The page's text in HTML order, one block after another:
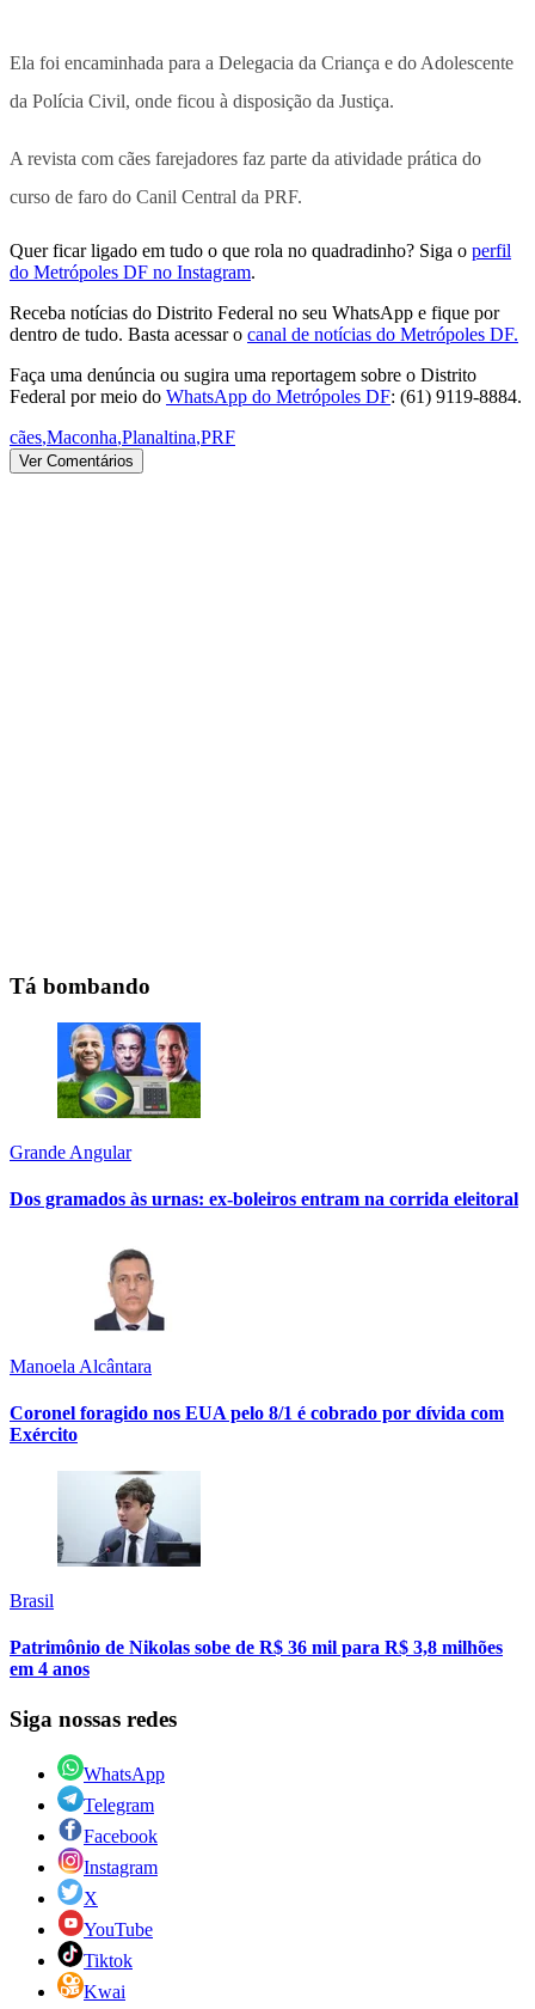
Ela foi encaminhada para a Delegacia da Criança e do Adolescente
da Polícia Civil, onde ficou à disposição da Justiça.
A revista com cães farejadores faz parte da atividade prática do
curso de faro do Canil Central da PRF.
Quer ficar ligado em tudo o que rola no quadradinho? Siga o perfil
do Metrópoles DF no Instagram.
Receba notícias do Distrito Federal no seu WhatsApp e fique por
dentro de tudo. Basta acessar o canal de notícias do Metrópoles DF.
Faça uma denúncia ou sugira uma reportagem sobre o Distrito
Federal por meio do WhatsApp do Metrópoles DF: (61) 9119-8884.
cães,Maconha,Planaltina,PRF
Ver Comentários
Tá bombando
Grande Angular
Dos gramados às urnas: ex-boleiros entram na corrida eleitoral
Manoela Alcântara
Coronel foragido nos EUA pelo 8/1 é cobrado por dívida com
Exército
Brasil
Patrimônio de Nikolas sobe de R$ 36 mil para R$ 3,8 milhões
em 4 anos
Siga nossas redes
WhatsApp
Telegram
Facebook
Instagram
X
YouTube
Tiktok
Kwai